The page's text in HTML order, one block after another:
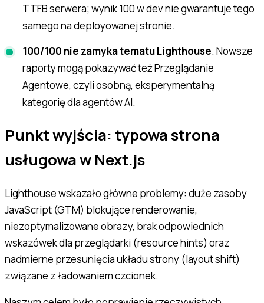
TTFB serwera; wynik 100 w dev nie gwarantuje tego
samego na deployowanej stronie.
100/100 nie zamyka tematu Lighthouse. Nowsze
raporty mogą pokazywać też Przeglądanie
Agentowe, czyli osobną, eksperymentalną
kategorię dla agentów AI.
Punkt wyjścia: typowa strona
usługowa w Next.js
Lighthouse wskazało główne problemy: duże zasoby
JavaScript (GTM) blokujące renderowanie,
niezoptymalizowane obrazy, brak odpowiednich
wskazówek dla przeglądarki (resource hints) oraz
nadmierne przesunięcia układu strony (layout shift)
związane z ładowaniem czcionek.